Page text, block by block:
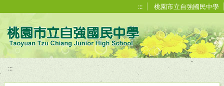
::: 桃園市立自強國民中學
:::